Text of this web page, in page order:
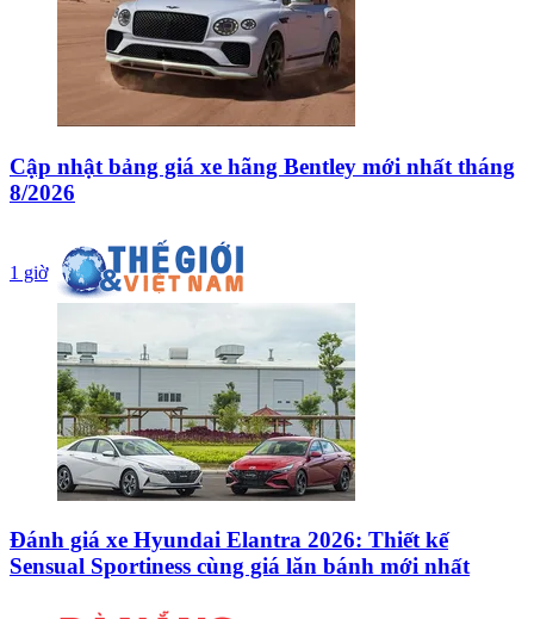
Cập nhật bảng giá xe hãng Bentley mới nhất tháng
8/2026
1 giờ
Đánh giá xe Hyundai Elantra 2026: Thiết kế
Sensual Sportiness cùng giá lăn bánh mới nhất